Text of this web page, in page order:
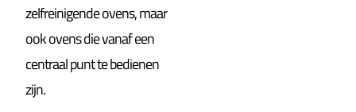
zelfreinigende ovens, maar
ook ovens die vanaf een
centraal punt te bedienen
zijn.